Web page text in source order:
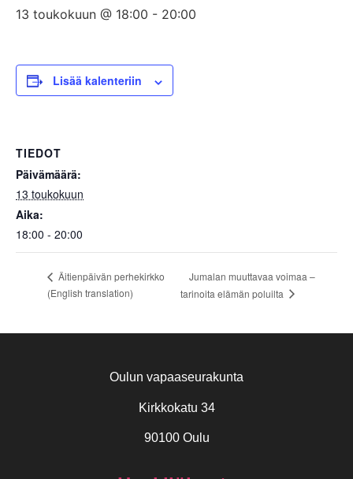
13 toukokuun @ 18:00 - 20:00
Lisää kalenteriin
TIEDOT
Päivämäärä:
13 toukokuun
Aika:
18:00 - 20:00
Äitienpäivän perhekirkko
(English translation)
Jumalan muuttavaa voimaa –
tarinoita elämän poluilta
Oulun vapaaseurakunta
Kirkkokatu 34
90100 Oulu